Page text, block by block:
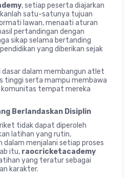
, setiap peserta diajarkan
satu-satunya tujuan
lawan, menaati aturan
pertandingan dengan
sikap selama bertanding
yang diberikan sejak
dasar dalam membangun atlet
tinggi serta mampu membawa
tempat mereka
Berlandaskan Disiplin
tidak dapat diperoleh
latihan yang rutin,
dalam menjalani setiap proses
itu, raocricketacademy
yang teratur sebagai
karakter.